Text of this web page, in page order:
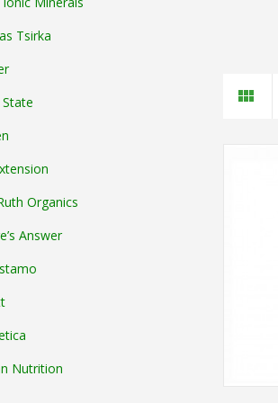
Tsirka
Organics
Answer
Nutrition